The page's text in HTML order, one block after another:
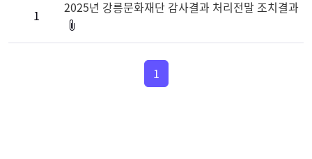
1 2025년 강릉문화재단 감사결과 처리전말 조치결과
1